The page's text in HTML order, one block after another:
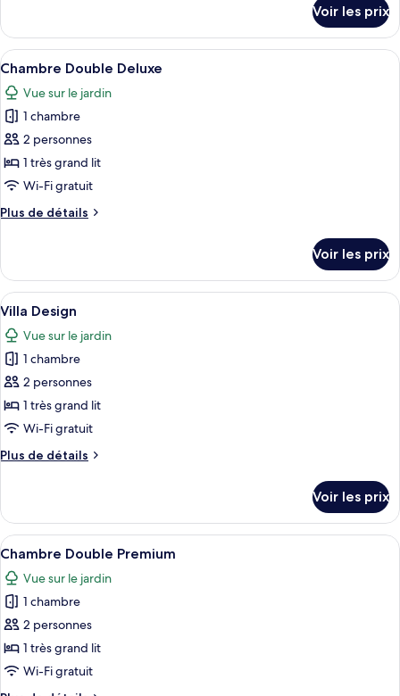
Confort
le
type
de
chambre
Chambre
Double
Confort
Voir les prix
Afficher
toutes
les
photos
pour
ce
type
chambre :
Deluxe
Une chambre d’hôtel moderne,
10
Chambre Double Deluxe
Vue sur le jardin
1 chambre
2 personnes
1 très grand lit
Wi-Fi gratuit
Plus de détails
Plus
le
type
de
chambre
Chambre
Double
Deluxe
Voir les prix
Afficher
toutes
les
photos
pour
ce
type
chambre :
Une chambre avec un lit, une
7
Villa Design
Vue sur le jardin
1 chambre
2 personnes
1 très grand lit
Wi-Fi gratuit
Plus de détails
Plus
le
type
de
chambre
Villa
Design
Voir les prix
Afficher
toutes
les
photos
pour
ce
type
Une chambre d’hôtel avec un grand
6
Chambre Double Premium
Vue sur le jardin
1 chambre
2 personnes
1 très grand lit
Wi-Fi gratuit